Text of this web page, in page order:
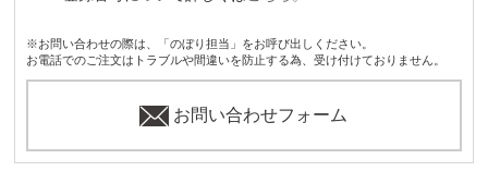
※お問い合わせの際は、「のぼり担当」をお呼び出しください。
お電話でのご注文はトラブルや間違いを防止する為、受け付けておりません。
お問い合わせフォーム